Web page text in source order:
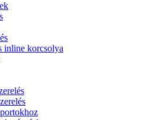
inline korcsolya